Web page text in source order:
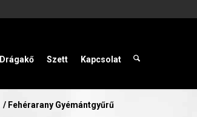
Drágakő Szett Kapcsolat
/ Fehérarany Gyémántgyűrű